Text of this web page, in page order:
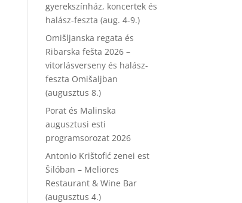
gyerekszínház, koncertek és
halász-feszta (aug. 4-9.)
Omišljanska regata és
Ribarska fešta 2026 –
vitorlásverseny és halász-
feszta Omišaljban
(augusztus 8.)
Porat és Malinska
augusztusi esti
programsorozat 2026
Antonio Krištofić zenei est
Šilóban – Meliores
Restaurant & Wine Bar
(augusztus 4.)